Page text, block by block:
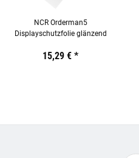
NCR Orderman5
Displayschutzfolie glänzend
19,44 € inkl. 19% USt.
15,29 € *